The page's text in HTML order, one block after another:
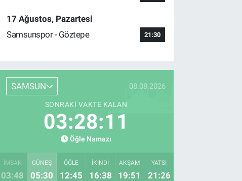
17 Ağustos, Pazartesi
Samsunspor - Göztepe
21:30
SAMSUN 08.08.2026
SONRAKI VAKTE KALAN
03:28:10
Öğle Namazı
İMSAK
03:48
GÜNEŞ
05:30
ÖĞLE
12:45
İKINDI
16:38
AKŞAM
19:51
YATSI
21:26